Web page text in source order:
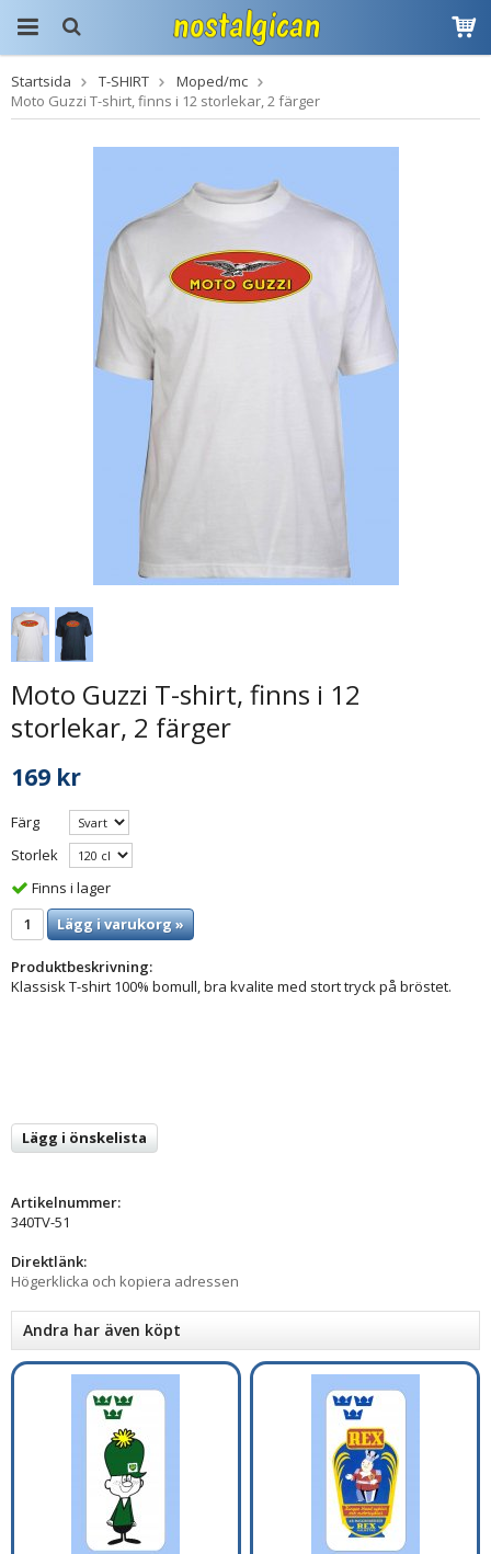
Produkten har blivit
tillagd i varukorgen
Startsida T-SHIRT
Moped/mc
Moto Guzzi T-shirt, finns i 12 storlekar, 2 färger
Moto Guzzi T-shirt, finns i 12
storlekar, 2 färger
169 kr
Färg
Storlek
Finns i lager
Lägg i varukorg »
Produktbeskrivning:
Klassisk T-shirt 100% bomull, bra kvalite med stort tryck på bröstet.
Lägg i önskelista
Artikelnummer:
340TV-51
Direktlänk:
Högerklicka och kopiera adressen
Andra har även köpt